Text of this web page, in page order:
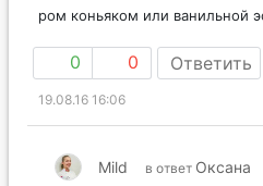
ром коньяком или ванильной
0 0 Ответить
19.08.16 16:06
Mild в ответ Оксана